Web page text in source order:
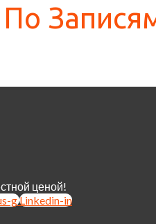
ценой!
gLinkedin-in